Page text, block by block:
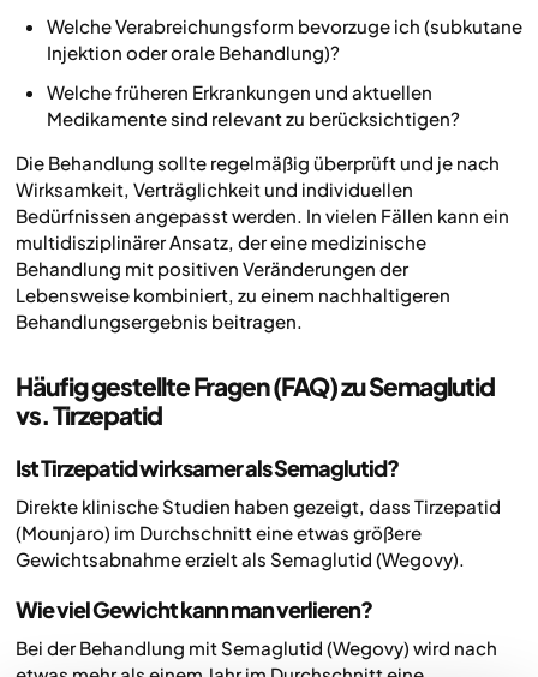
Welche Verabreichungsform bevorzuge ich (subkutane
Injektion oder orale Behandlung)?
Welche früheren Erkrankungen und aktuellen
Medikamente sind relevant zu berücksichtigen?
Die Behandlung sollte regelmäßig überprüft und je nach
Wirksamkeit, Verträglichkeit und individuellen
Bedürfnissen angepasst werden. In vielen Fällen kann ein
multidisziplinärer Ansatz, der eine medizinische
Behandlung mit positiven Veränderungen der
Lebensweise kombiniert, zu einem nachhaltigeren
Behandlungsergebnis beitragen.
Häufig gestellte Fragen (FAQ) zu Semaglutid
vs. Tirzepatid
Ist Tirzepatid wirksamer als Semaglutid?
Direkte klinische Studien haben gezeigt, dass Tirzepatid
(Mounjaro) im Durchschnitt eine etwas größere
Gewichtsabnahme erzielt als Semaglutid (Wegovy).
Wie viel Gewicht kann man verlieren?
Bei der Behandlung mit Semaglutid (Wegovy) wird nach